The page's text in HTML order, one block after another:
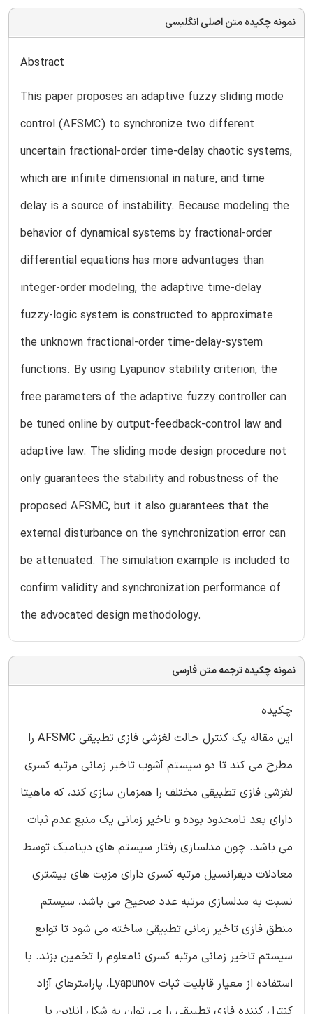
نمونه چکیده متن اصلی انگلیسی
Abstract
This paper proposes an adaptive fuzzy sliding mode
control (AFSMC) to synchronize two different
uncertain fractional-order time-delay chaotic systems,
which are infinite dimensional in nature, and time
delay is a source of instability. Because modeling the
behavior of dynamical systems by fractional-order
differential equations has more advantages than
integer-order modeling, the adaptive time-delay
fuzzy-logic system is constructed to approximate
the unknown fractional-order time-delay-system
functions. By using Lyapunov stability criterion, the
free parameters of the adaptive fuzzy controller can
be tuned online by output-feedback-control law and
adaptive law. The sliding mode design procedure not
only guarantees the stability and robustness of the
proposed AFSMC, but it also guarantees that the
external disturbance on the synchronization error can
be attenuated. The simulation example is included to
confirm validity and synchronization performance of
the advocated design methodology.
نمونه چکیده ترجمه متن فارسی
چکیده
این مقاله یک کنترل حالت لغزشی فازی تطبیقی AFSMC را
مطرح می کند تا دو سیستم آشوب تاخیر زمانی مرتبه کسری
لغزشی فازی تطبیقی مختلف را همزمان سازی کند، که ماهیتا
دارای بعد نامحدود بوده و تاخیر زمانی یک منبع عدم ثبات
می باشد. چون مدلسازی رفتار سیستم های دینامیک توسط
معادلات دیفرانسیل مرتبه کسری دارای مزیت های بیشتری
نسبت به مدلسازی مرتبه عدد صحیح می باشد، سیستم
منطق فازی تاخیر زمانی تطبیقی ساخته می شود تا توابع
سیستم تاخیر زمانی مرتبه کسری نامعلوم را تخمین بزند. با
استفاده از معیار قابلیت ثبات Lyapunov، پارامترهای آزاد